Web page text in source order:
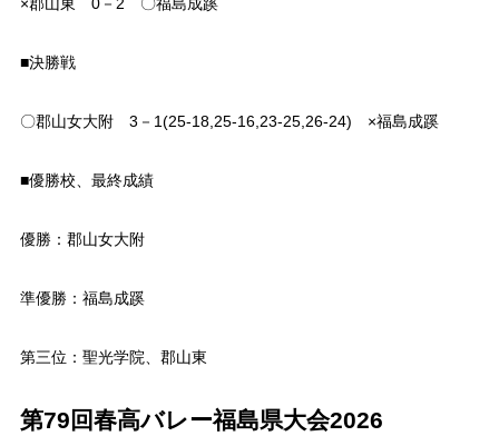
■決勝戦
〇郡山女大附 3－1(25-18,25-16,23-25,26-24) ×福島成蹊
■優勝校、最終成績
優勝：郡山女大附
準優勝：福島成蹊
第三位：聖光学院、郡山東
第79回春高バレー福島県大会2026